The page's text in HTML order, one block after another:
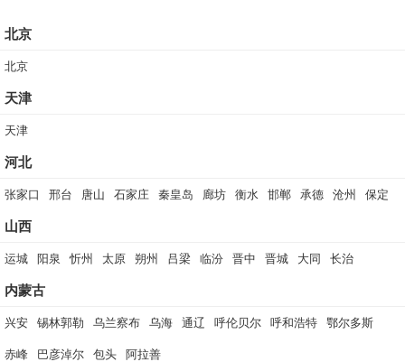
北京
北京
天津
天津
河北
张家口 邢台 唐山 石家庄 秦皇岛 廊坊 衡水 邯郸 承德 沧州 保定
山西
运城 阳泉 忻州 太原 朔州 吕梁 临汾 晋中 晋城 大同 长治
内蒙古
兴安 锡林郭勒 乌兰察布 乌海 通辽 呼伦贝尔 呼和浩特 鄂尔多斯
赤峰 巴彦淖尔 包头 阿拉善